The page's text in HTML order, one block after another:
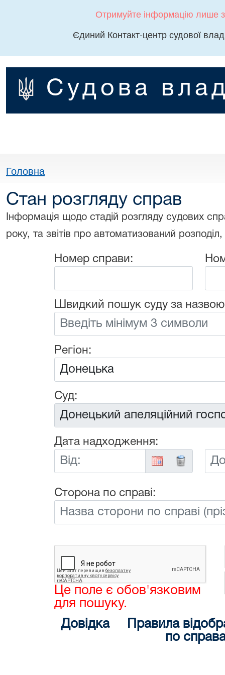
Отримуйте інформацію лише
Єдиний Контакт-центр судової
Судова
Головна
Стан розгляду справ
Інформація щодо стадій розгляду судових
року, та звітів про автоматизований
Номер справи:
Швидкий пошук суду за
Регіон:
Суд:
Дата надходження:
Від:
До:
Сторона по справі:
Це поле є обов'язковим
для пошуку.
Довідка
Правила
по